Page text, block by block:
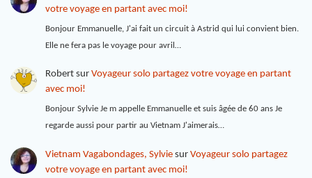
votre voyage en partant avec moi!
Bonjour Emmanuelle, J'ai fait un circuit à Astrid qui lui convient bien.
Elle ne fera pas le voyage pour avril…
Robertsur Voyageur solo partagez votre voyage en partant
avec moi!
Bonjour Sylvie Je m appelle Emmanuelle et suis âgée de 60 ans Je
regarde aussi pour partir au Vietnam J'aimerais…
Vietnam Vagabondages, Sylviesur Voyageur solo partagez
votre voyage en partant avec moi!